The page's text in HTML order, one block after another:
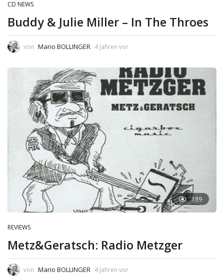
CD NEWS
Buddy & Julie Miller – In The Throes
von Mario BOLLINGER 4 Jahren vor
189
REVIEWS
Metz&Geratsch: Radio Metzger
von Mario BOLLINGER 4 Jahren vor